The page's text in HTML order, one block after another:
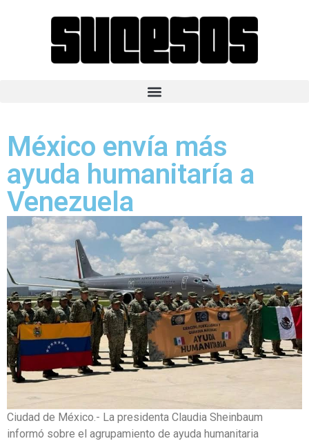
México envía más
ayuda humanitaría a
Venezuela
Ciudad de México.- La presidenta Claudia Sheinbaum
informó sobre el agrupamiento de ayuda humanitaria